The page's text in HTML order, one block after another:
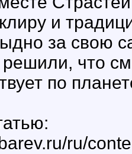
и
за свою
что
по
ru/